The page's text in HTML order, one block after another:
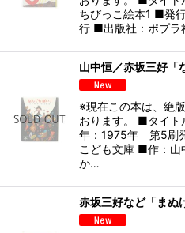
ちびっこ絵本1 ■発
行 ■出版社：ポプ
山中恒／赤坂三好「
※現在この本は、絶
おります。 ■タイ
年：1975年 第5刷
こども文庫 ■作：山
か…
赤坂三好など「まぬ